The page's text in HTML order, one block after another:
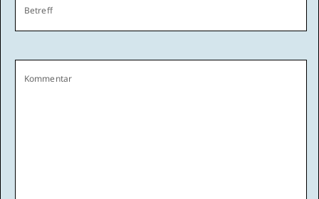
Betreff
Kommentar